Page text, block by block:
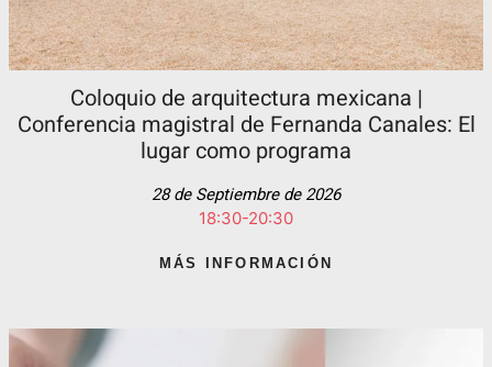
Coloquio de arquitectura mexicana |
Conferencia magistral de Fernanda Canales: El
lugar como programa
28 de Septiembre de 2026
18:30-20:30
MÁS INFORMACIÓN